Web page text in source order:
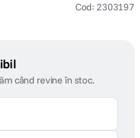
Cod: 2303197
când revine în stoc.